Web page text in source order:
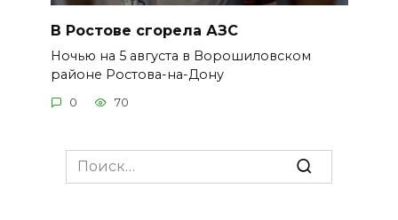
В Ростове сгорела АЗС
Ночью на 5 августа в Ворошиловском
районе Ростова-на-Дону
0 70
Search
for: